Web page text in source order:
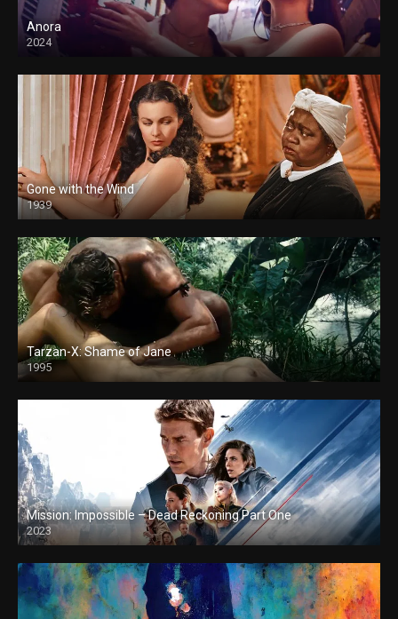
Anora
2024
Gone with the Wind
1939
Tarzan-X: Shame of Jane
1995
Mission: Impossible – Dead Reckoning Part One
2023